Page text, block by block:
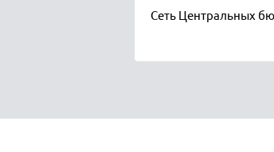
Сеть Центральных